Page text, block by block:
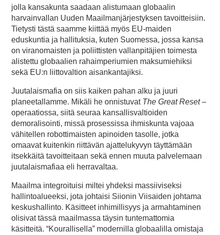
jolla kansakunta saadaan alistumaan globaalin
harvainvallan Uuden Maailmanjärjestyksen tavoitteisiin.
Tietysti tästä saamme kiittää myös EU-maiden
eduskuntia ja hallituksia, kuten Suomessa, jossa kansa
on viranomaisten ja poliittisten vallanpitäjien toimesta
alistettu globaalien rahaimperiumien maksumiehiksi
sekä EU:n liittovaltion aisankantajiksi.
Juutalaismafia on siis kaiken pahan alku ja juuri
planeetallamme. Mikäli he onnistuvat The Great Reset–
operaatiossa, siitä seuraa kansallisvaltioiden
demoralisointi, missä prosessissa ihmiskunta vajoaa
vähitellen robottimaisten apinoiden tasolle, jotka
omaavat kuitenkin riittävän ajattelukyvyn täyttämään
itsekkäitä tavoitteitaan sekä ennen muuta palvelemaan
juutalaismafiaa eli herravaltaa.
Maailma integroituisi miltei yhdeksi massiiviseksi
hallintoalueeksi, jota johtaisi Siionin Viisaiden johtama
keskushallinto. Käsitteet inhimillisyys ja armahtaminen
olisivat tässä maailmassa täysin tuntemattomia
käsitteitä. “Kourallisella” modernilla globaalilla omistaja